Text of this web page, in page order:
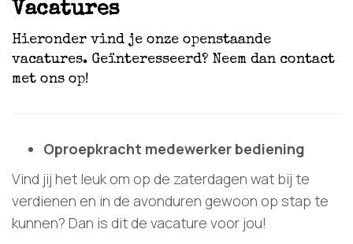
Vacatures
Hieronder vind je onze openstaande
vacatures. Geïnteresseerd? Neem dan contact
met ons op!
Oproepkracht medewerker bediening
Vind jij het leuk om op de zaterdagen wat bij te
verdienen en in de avonduren gewoon op stap te
kunnen? Dan is dit de vacature voor jou!